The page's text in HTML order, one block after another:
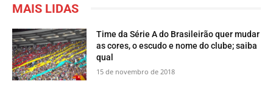
MAIS LIDAS
Time da Série A do Brasileirão quer mudar
as cores, o escudo e nome do clube; saiba
qual
15 de novembro de 2018